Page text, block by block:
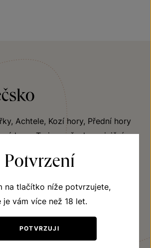
Achtele, Kozí hory, Přední hory
hora. To jsou všechno viniční
jedná se o malebná místa
s krásným výhledem na v dáli se
zářící vodní hladinou
Potvrzení
na tlačítko níže potvrzujete,
je vám více než 18 let.
POTVRZUJI